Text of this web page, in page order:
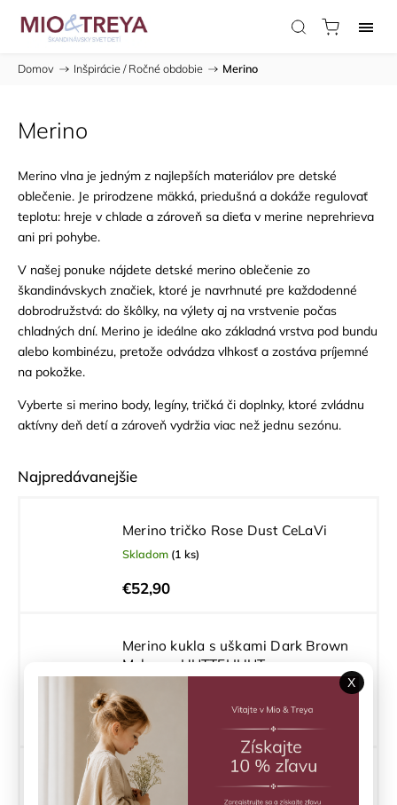
Domov / Inšpirácie / Ročné obdobie / Merino
Merino
Merino vlna je jedným z najlepších materiálov pre detské
oblečenie. Je prirodzene mäkká, priedušná a dokáže regulovať
teplotu: hreje v chlade a zároveň sa dieťa v merine neprehrieva
ani pri pohybe.
V našej ponuke nájdete detské merino oblečenie zo
škandinávskych značiek, ktoré je navrhnuté pre každodenné
dobrodružstvá: do škôlky, na výlety aj na vrstvenie počas
chladných dní. Merino je ideálne ako základná vrstva pod bundu
alebo kombinézu, pretože odvádza vlhkosť a zostáva príjemné
na pokožke.
Vyberte si merino body, legíny, tričká či doplnky, ktoré zvládnu
aktívny deň detí a zároveň vydržia viac než jednu sezónu.
Najpredávanejšie
Merino tričko Rose Dust CeLaVi
Skladom (1 ks)
€52,90
Merino kukla s uškami Dark Brown
Melange HUTTELIHUT
€35,92
Merino rukavice Camel melange
HUTTELIHUT
X